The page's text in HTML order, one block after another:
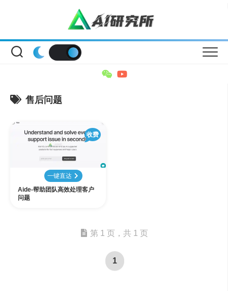
售后问题
收费
一键直达
Aide-帮助团队高效处理客户
问题
第 1 页，共 1 页
1